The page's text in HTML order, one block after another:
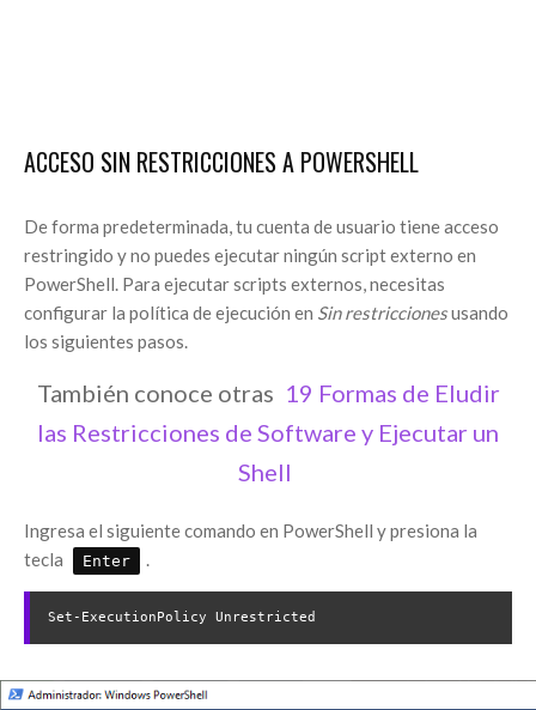
ACCESO SIN RESTRICCIONES A POWERSHELL
De forma predeterminada, tu cuenta de usuario tiene acceso
restringido y no puedes ejecutar ningún script externo en
PowerShell. Para ejecutar scripts externos, necesitas
configurar la política de ejecución en Sin restriccionesusando
los siguientes pasos.
También conoce otras 19 Formas de Eludir
las Restricciones de Software y Ejecutar un
Shell
Ingresa el siguiente comando en PowerShell y presiona la
tecla
Enter .
Set-ExecutionPolicy Unrestricted